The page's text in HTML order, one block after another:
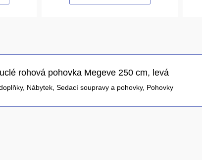
rohová pohovka Megeve 250 cm, levá
, Nábytek, Sedací soupravy a pohovky, Pohovky